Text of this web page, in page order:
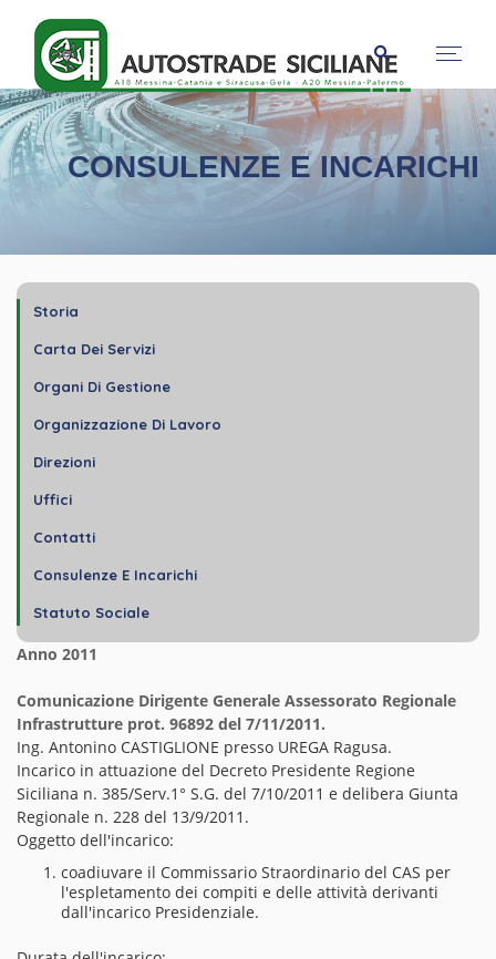
CONSULENZE E INCARICHI
Storia
Carta Dei Servizi
Organi Di Gestione
Organizzazione Di Lavoro
Direzioni
Uffici
Contatti
Consulenze E Incarichi
Statuto Sociale
Anno 2011
Comunicazione Dirigente Generale Assessorato Regionale
Infrastrutture prot. 96892 del 7/11/2011.
Ing. Antonino CASTIGLIONE presso UREGA Ragusa.
Incarico in attuazione del Decreto Presidente Regione
Siciliana n. 385/Serv.1° S.G. del 7/10/2011 e delibera Giunta
Regionale n. 228 del 13/9/2011.
Oggetto dell'incarico:
coadiuvare il Commissario Straordinario del CAS per
l'espletamento dei compiti e delle attività derivanti
dall'incarico Presidenziale.